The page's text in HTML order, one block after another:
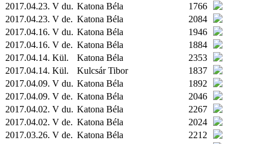
2017.04.23. V du. Katona Béla
1766
2017.04.23. V de. Katona Béla
2084
2017.04.16. V du. Katona Béla
1946
2017.04.16. V de. Katona Béla
1884
2017.04.14. Kül. Katona Béla
2353
2017.04.14. Kül. Kulcsár Tibor
1837
2017.04.09. V du. Katona Béla
1892
2017.04.09. V de. Katona Béla
2046
2017.04.02. V du. Katona Béla
2267
2017.04.02. V de. Katona Béla
2024
2017.03.26. V de. Katona Béla
2212